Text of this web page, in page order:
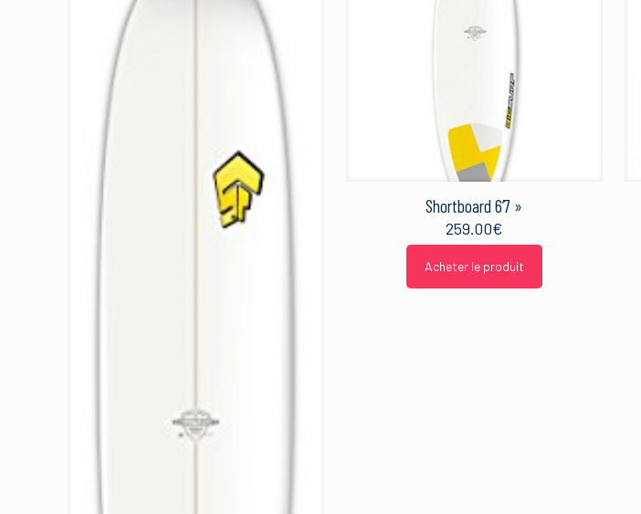
Shortboard 6’7 »
259.00€
Acheter le produit